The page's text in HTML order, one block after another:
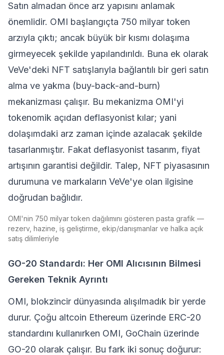
Satın almadan önce arz yapısını anlamak
önemlidir. OMI başlangıçta 750 milyar token
arzıyla çıktı; ancak büyük bir kısmı dolaşıma
girmeyecek şekilde yapılandırıldı. Buna ek olarak
VeVe'deki NFT satışlarıyla bağlantılı bir geri satın
alma ve yakma (buy-back-and-burn)
mekanizması çalışır. Bu mekanizma OMI'yi
tokenomik açıdan deflasyonist kılar; yani
dolaşımdaki arz zaman içinde azalacak şekilde
tasarlanmıştır. Fakat deflasyonist tasarım, fiyat
artışının garantisi değildir. Talep, NFT piyasasının
durumuna ve markaların VeVe'ye olan ilgisine
doğrudan bağlıdır.
OMI'nin 750 milyar token dağılımını gösteren pasta grafik —
rezerv, hazine, iş geliştirme, ekip/danışmanlar ve halka açık
satış dilimleriyle
GO-20 Standardı: Her OMI Alıcısının Bilmesi
Gereken Teknik Ayrıntı
OMI, blokzincir dünyasında alışılmadık bir yerde
durur. Çoğu altcoin Ethereum üzerinde ERC-20
standardını kullanırken OMI, GoChain üzerinde
GO-20 olarak çalışır. Bu fark iki sonuç doğurur: